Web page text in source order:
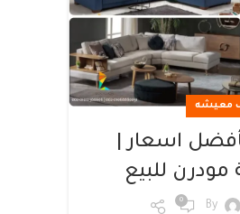
معيشه
اسعار |
By
0